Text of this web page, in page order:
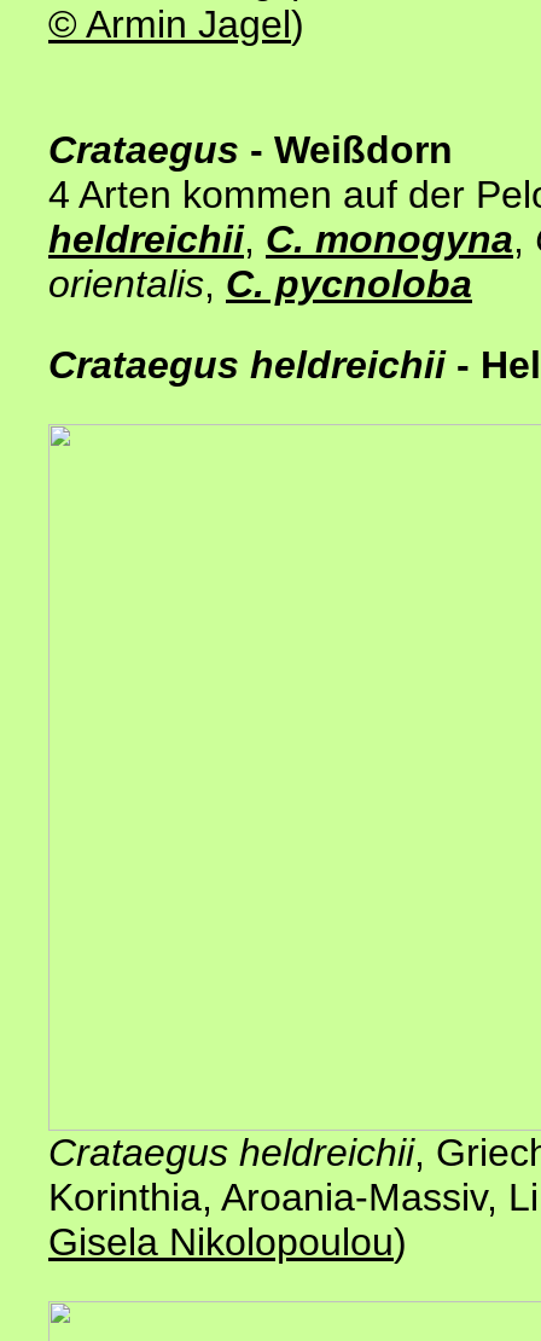
© Armin Jagel)
Crataegus - Weißdorn
4 Arten kommen auf der
heldreichii, C. monogyna,
orientalis, C. pycnoloba
Crataegus heldreichii -
Crataegus heldreichii,
Korinthia, Aroania-Massiv,
Gisela Nikolopoulou)